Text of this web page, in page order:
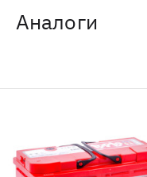
Аналоги